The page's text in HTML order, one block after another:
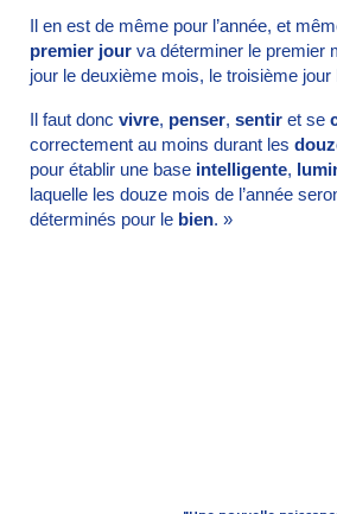
Il en est de même pour l’année, et
premier jour va déterminer le premier
jour le deuxième mois, le troisième
Il faut donc vivre, penser, sentir et se
correctement au moins durant les
pour établir une base intelligente,
laquelle les douze mois de l’année
déterminés pour le bien. »